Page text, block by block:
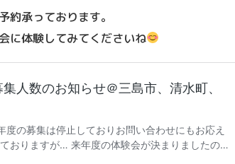
約承っております。
に体験してみてくださいね